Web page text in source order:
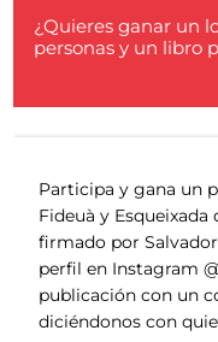
¿Quieres ganar un
personas y un libro
Participa y gana un
Fideuà y
firmado por
perfil en Instagram
publicación con un
diciéndonos con